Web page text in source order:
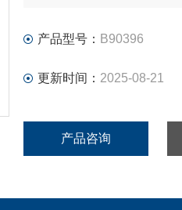
产品型号： B90396
更新时间： 2025-08-21
产品咨询